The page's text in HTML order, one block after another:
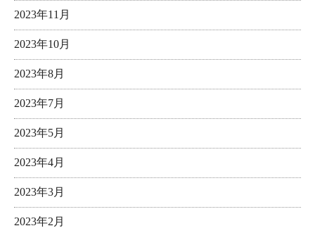
2023年11月
2023年10月
2023年8月
2023年7月
2023年5月
2023年4月
2023年3月
2023年2月